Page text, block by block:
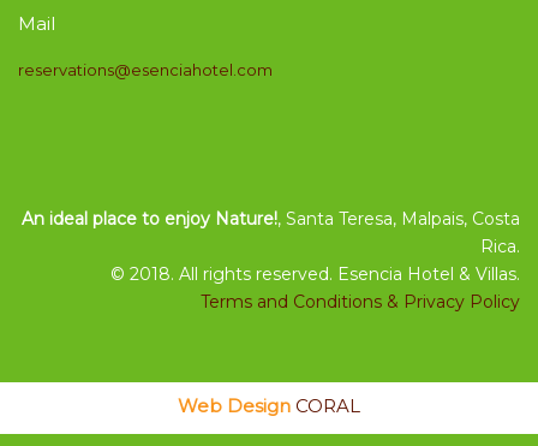
Mail
reservations@esenciahotel.com
An ideal place to enjoy Nature!, Santa Teresa, Malpais, Costa
Rica.
© 2018. All rights reserved. Esencia Hotel & Villas.
Terms and Conditions & Privacy Policy
Web Design CORAL